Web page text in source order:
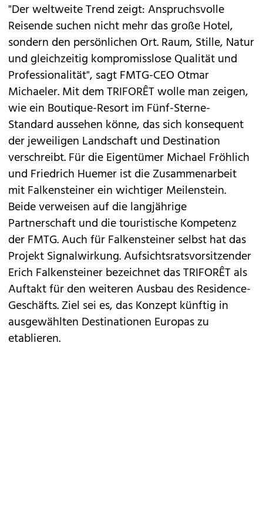
"Der weltweite Trend zeigt: Anspruchsvolle
Reisende suchen nicht mehr das große Hotel,
sondern den persönlichen Ort. Raum, Stille, Natur
und gleichzeitig kompromisslose Qualität und
Professionalität", sagt FMTG-CEO Otmar
Michaeler. Mit dem TRIFORÊT wolle man zeigen,
wie ein Boutique-Resort im Fünf-Sterne-
Standard aussehen könne, das sich konsequent
der jeweiligen Landschaft und Destination
verschreibt. Für die Eigentümer Michael Fröhlich
und Friedrich Huemer ist die Zusammenarbeit
mit Falkensteiner ein wichtiger Meilenstein.
Beide verweisen auf die langjährige
Partnerschaft und die touristische Kompetenz
der FMTG. Auch für Falkensteiner selbst hat das
Projekt Signalwirkung. Aufsichtsratsvorsitzender
Erich Falkensteiner bezeichnet das TRIFORÊT als
Auftakt für den weiteren Ausbau des Residence-
Geschäfts. Ziel sei es, das Konzept künftig in
ausgewählten Destinationen Europas zu
etablieren.